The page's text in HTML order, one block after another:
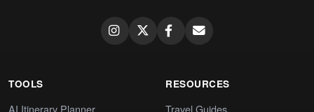
TOOLS
AI Itinerary Planner
RESOURCES
Travel Guides